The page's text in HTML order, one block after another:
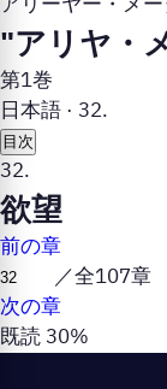
"アリヤ・
第1巻
日本語· 32.
目次
32.
欲望
前の章
／全107章
次の章
既読 30%